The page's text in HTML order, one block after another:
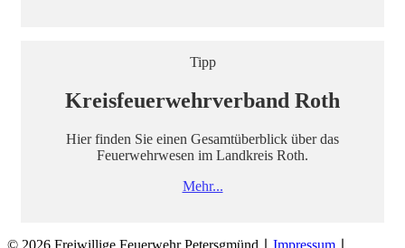
Tipp
Kreisfeuerwehrverband Roth
Hier finden Sie einen Gesamtüberblick über das
Feuerwehrwesen im Landkreis Roth.
Mehr...
© 2026 Freiwillige Feuerwehr Petersgmünd ∣ Impressum